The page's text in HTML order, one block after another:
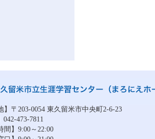
】〒203-0054 東久留米市中央町2-6-23
042-473-7811
間】9:00～22:00